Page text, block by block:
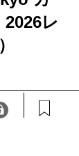
レ